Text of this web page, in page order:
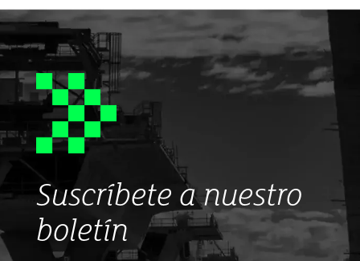
Suscríbete a nuestro
boletín